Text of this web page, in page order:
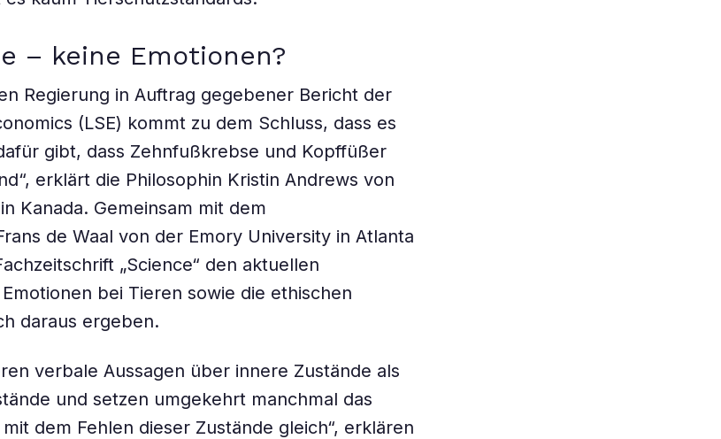
– keine Emotionen?
Regierung in Auftrag gegebener Bericht der
(LSE) kommt zu dem Schluss, dass es
gibt, dass Zehnfußkrebse und Kopffüßer
erklärt die Philosophin Kristin Andrews von
Kanada. Gemeinsam mit dem
de Waal von der Emory University in Atlanta
„Science“ den aktuellen
bei Tieren sowie die ethischen
daraus ergeben.
verbale Aussagen über innere Zustände als
und setzen umgekehrt manchmal das
dem Fehlen dieser Zustände gleich“, erklären